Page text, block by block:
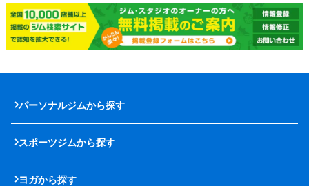
パーソナルジムから探す
スポーツジムから探す
ヨガから探す